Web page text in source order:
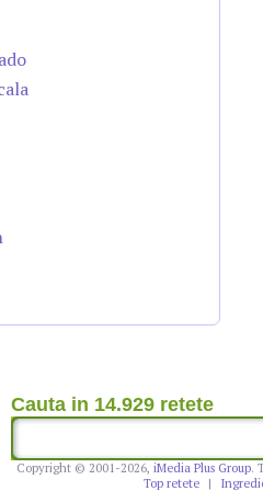
Cauta in 14.929 retete
Copyright © 2001-2026, iMedia Plus Group.
Top retete
|